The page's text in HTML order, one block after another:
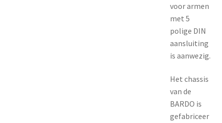
voor armen
met 5
polige DIN
aansluiting
is aanwezig.
Het chassis
van de
BARDO is
gefabriceer